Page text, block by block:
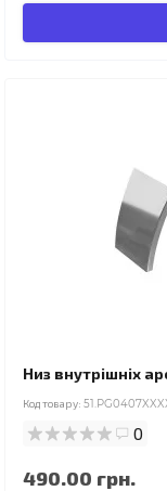
Низ внутрішніх
Код товару:
0
490.00 грн.